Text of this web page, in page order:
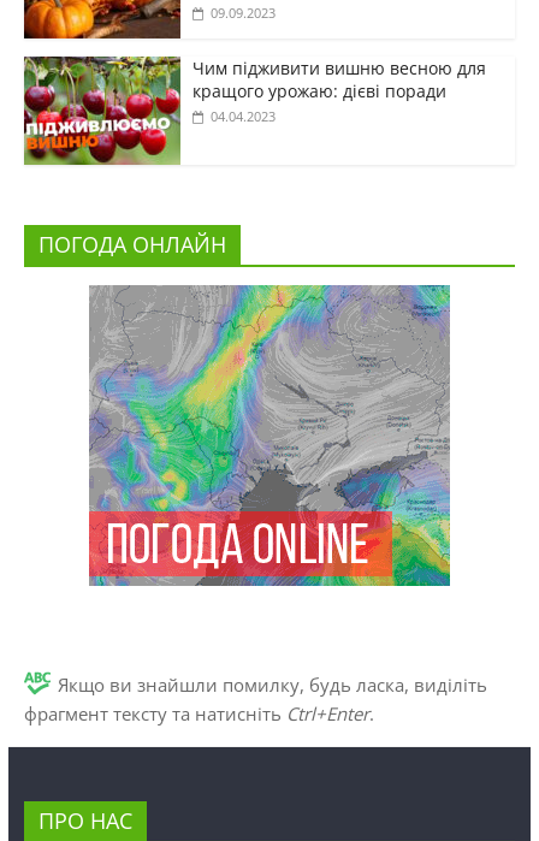
09.09.2023
Чим підживити вишню весною для
кращого урожаю: дієві поради
04.04.2023
ПОГОДА ОНЛАЙН
Якщо ви знайшли помилку, будь ласка, виділіть
фрагмент тексту та натисніть Ctrl+Enter.
ПРО НАС